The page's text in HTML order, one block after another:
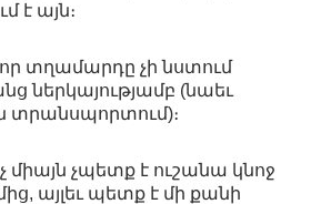
է այն։
որ տղամարդը չի նստում
ներկայությամբ (նաեւ
միայն չպետք է ուշանա կնոջ
այլեւ պետք է մի քանի